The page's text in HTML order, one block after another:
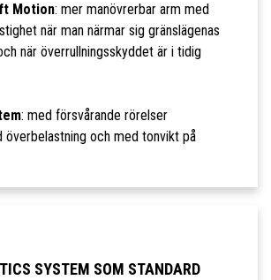
Motion: mer manövrerbar arm med
när man närmar sig gränslägenas
när överrullningsskyddet är i tidig
: med försvårande rörelser
överbelastning och med tonvikt på
SYSTEM SOM STANDARD